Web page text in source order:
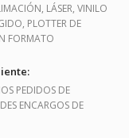
LÁSER, VINILO
PLOTTER DE
FORMATO
PEDIDOS DE
ENCARGOS DE